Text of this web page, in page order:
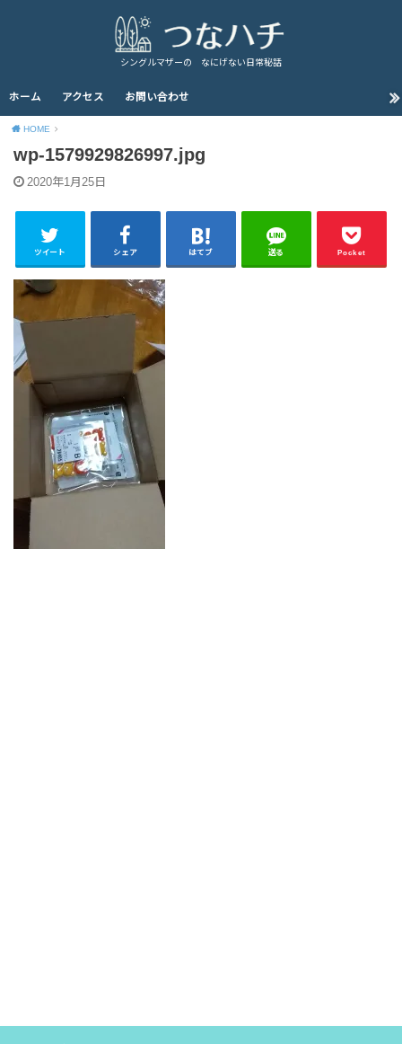
シングルマザーの なにげない日常秘話
ホーム アクセス お問い合わせ
HOME
wp-1579929826997.jpg
2020年1月25日
ツイート シェア はてブ 送る Pocket